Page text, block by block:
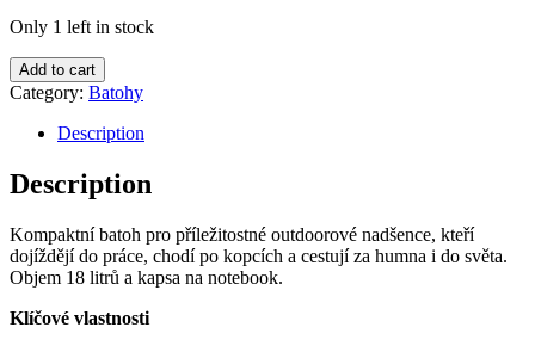
Only 1 left in stock
Lowe
Alpine
Edge
černý
quantity
Add to cart
Category: Batohy
Description
Description
Kompaktní batoh pro příležitostné outdoorové nadšence, kteří
dojíždějí do práce, chodí po kopcích a cestují za humna i do světa.
Objem 18 litrů a kapsa na notebook.
Klíčové vlastnosti